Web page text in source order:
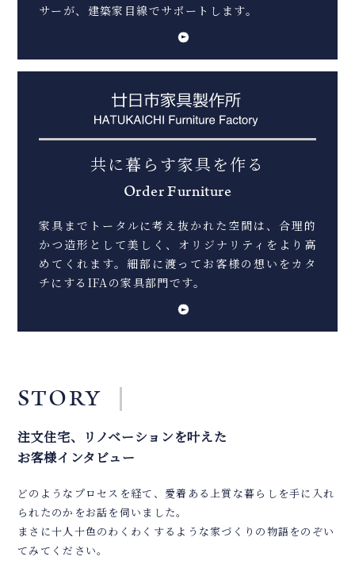
サーが、建築家目線でサポートします。
共に暮らす家具を作る
Order Furniture
家具までトータルに考え抜かれた空間は、合理的
かつ造形として美しく、オリジナリティをより高
めてくれます。細部に渡ってお客様の想いをカタ
チにするIFAの家具部門です。
STORY
注文住宅、リノベーションを叶えた
お客様インタビュー
どのようなプロセスを経て、愛着ある上質な暮らしを手に入れ
られたのかをお話を伺いました。
まさに十人十色のわくわくするような家づくりの物語をのぞい
てみてください。